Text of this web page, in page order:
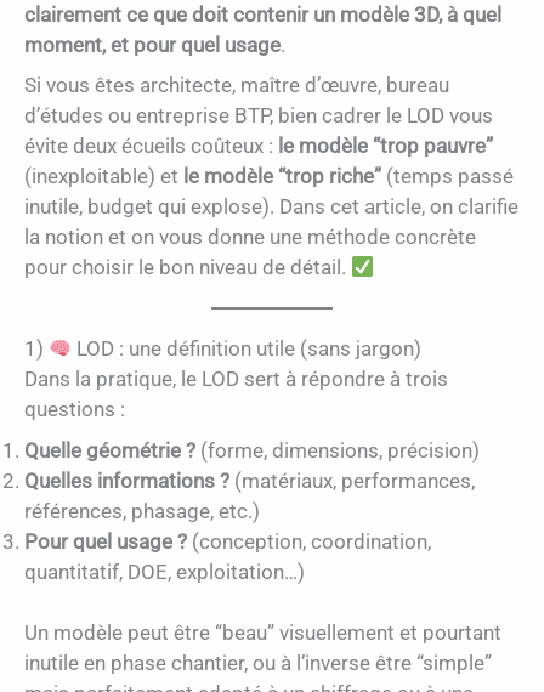
clairement ce que doit contenir un modèle 3D, à quel
moment, et pour quel usage.
Si vous êtes architecte, maître d’œuvre, bureau
d’études ou entreprise BTP, bien cadrer le LOD vous
évite deux écueils coûteux : le modèle “trop pauvre”
(inexploitable) et le modèle “trop riche” (temps passé
inutile, budget qui explose). Dans cet article, on clarifie
la notion et on vous donne une méthode concrète
pour choisir le bon niveau de détail.
1)
LOD : une définition utile (sans jargon)
Dans la pratique, le LOD sert à répondre à trois
questions :
Quelle géométrie ? (forme, dimensions, précision)
Quelles informations ? (matériaux, performances,
références, phasage, etc.)
Pour quel usage ? (conception, coordination,
quantitatif, DOE, exploitation…)
Un modèle peut être “beau” visuellement et pourtant
inutile en phase chantier, ou à l’inverse être “simple”